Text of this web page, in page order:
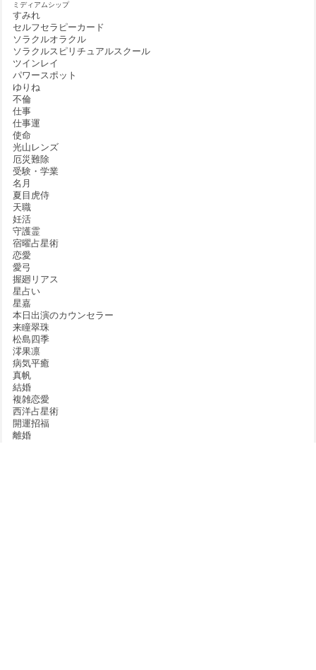
ミディアムシップ
すみれ
セルフセラピーカード
ソラクルオラクル
ソラクルスピリチュアルスクール
ツインレイ
パワースポット
ゆりね
不倫
仕事
仕事運
使命
光山レンズ
厄災難除
受験・学業
名月
夏目虎侍
天職
妊活
守護霊
宿曜占星術
恋愛
愛弓
握廻リアス
星占い
星嘉
本日出演のカウンセラー
来瞳翠珠
松島四季
澪果凛
病気平癒
真帆
結婚
複雑恋愛
西洋占星術
開運招福
離婚